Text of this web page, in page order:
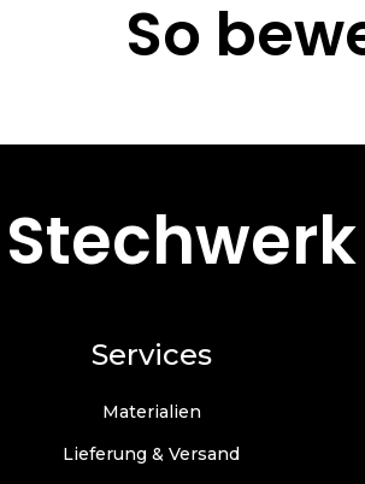
So
Services
Materialien
Lieferung & Versand